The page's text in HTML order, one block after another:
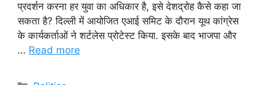
प्रदर्शन करना हर युवा का अधिकार है, इसे देशद्रोह कैसे कहा जा
सकता है? दिल्ली में आयोजित एआई समिट के दौरान यूथ कांग्रेस
के कार्यकर्ताओं ने शर्टलेस प्रोटेस्ट किया. इसके बाद भाजपा और
… Read more